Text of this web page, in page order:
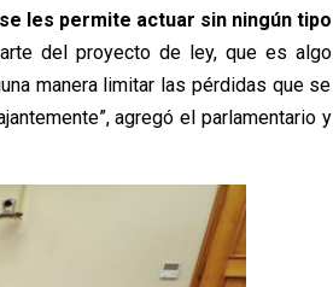
les permite actuar sin ningún tipo
del proyecto de ley, que es algo
manera limitar las pérdidas que se
agregó el parlamentario y